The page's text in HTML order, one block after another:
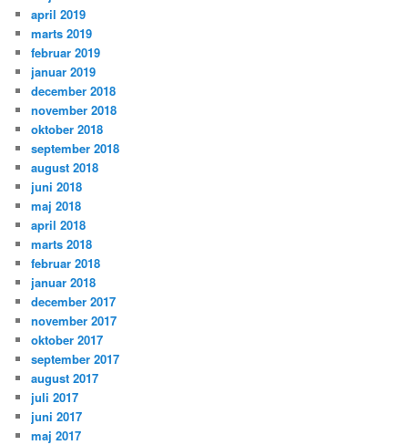
april 2019
marts 2019
februar 2019
januar 2019
december 2018
november 2018
oktober 2018
september 2018
august 2018
juni 2018
maj 2018
april 2018
marts 2018
februar 2018
januar 2018
december 2017
november 2017
oktober 2017
september 2017
august 2017
juli 2017
juni 2017
maj 2017